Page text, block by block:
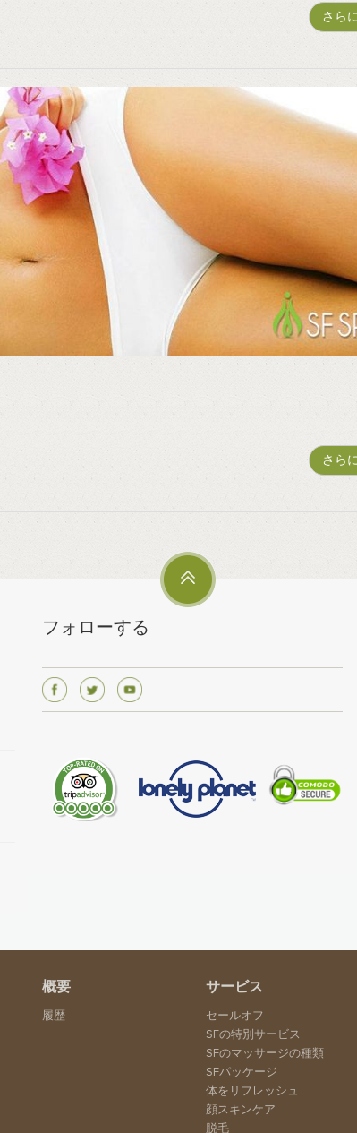
さら
さら
フォローする
概要
履歴
サービス
セールオフ
SFの特別サービス
SFのマッサージの種類
SFパッケージ
体をリフレッシュ
顔スキンケア
脱毛